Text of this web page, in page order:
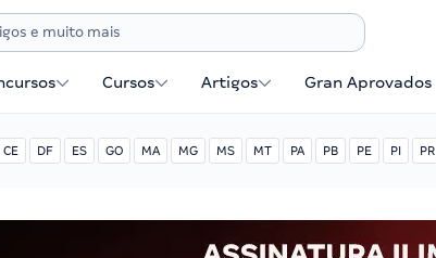
Cursos Artigos Gran Aprovados
CE DF ES GO MA MG MS MT PA PB PE PI PR